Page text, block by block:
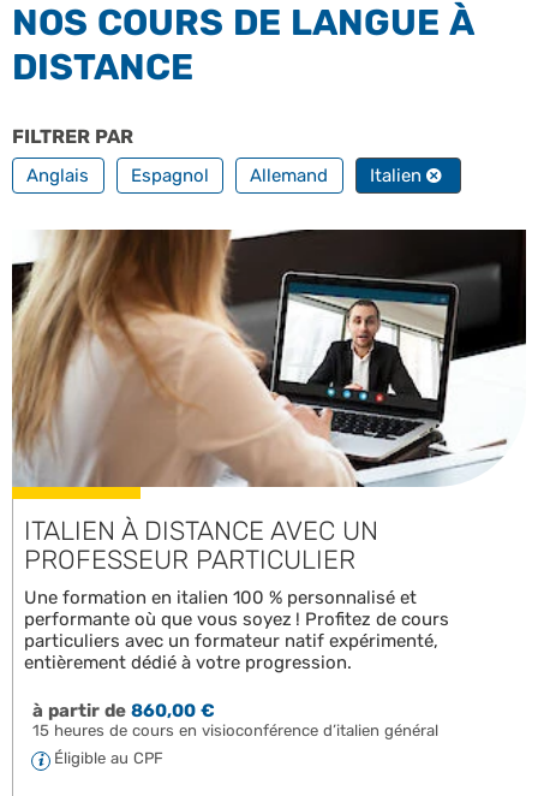
NOS COURS DE LANGUE À
DISTANCE
FILTRER PAR
Anglais Espagnol Allemand Italien
ITALIEN À DISTANCE AVEC UN
PROFESSEUR PARTICULIER
Une formation en italien 100 % personnalisé et
performante où que vous soyez ! Profitez de cours
particuliers avec un formateur natif expérimenté,
entièrement dédié à votre progression.
à partir de860,00 €
15 heures de cours en visioconférence d’italien général
Éligible au CPF